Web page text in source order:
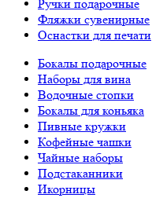
Ручки подарочные
Фляжки сувенирные
Оснастки для печати
Бокалы подарочные
Наборы для вина
Водочные стопки
Бокалы для коньяка
Пивные кружки
Кофейные чашки
Чайные наборы
Подстаканники
Икорницы